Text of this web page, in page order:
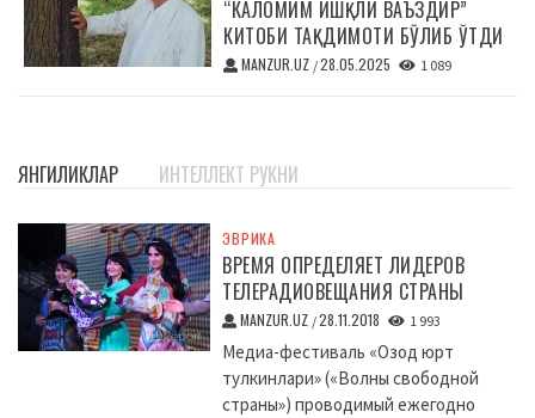
“КАЛОМИМ ИШҚЛИ ВАЪЗДИР”
КИТОБИ ТАҚДИМОТИ БЎЛИБ ЎТДИ
MANZUR.UZ /28.05.2025 1 089
ЯНГИЛИКЛАР ИНТЕЛЛЕКТ РУКНИ
ЭВРИКА
ВРЕМЯ ОПРЕДЕЛЯЕТ ЛИДЕРОВ
ТЕЛЕРАДИОВЕЩАНИЯ СТРАНЫ
MANZUR.UZ /28.11.2018 1 993
Медиа-фестиваль «Озод юрт
тулкинлари» («Волны свободной
страны») проводимый ежегодно